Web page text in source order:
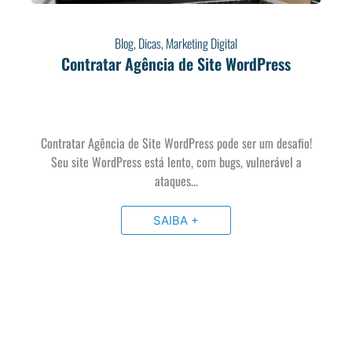
Blog,Dicas,Marketing Digital
Contratar Agência de Site WordPress
Contratar Agência de Site WordPress pode ser um desafio!
Seu site WordPress está lento, com bugs, vulnerável a
ataques…
SAIBA +